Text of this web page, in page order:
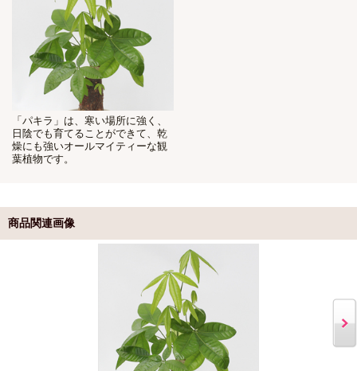
「パキラ」は、寒い場所に強く、
日陰でも育てることができて、乾
燥にも強いオールマイティーな観
葉植物です。
商品関連画像